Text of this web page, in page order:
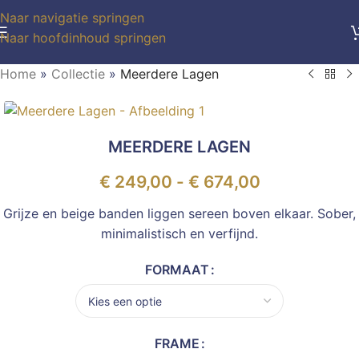
Naar navigatie springen
Naar hoofdinhoud springen
Home » Collectie » Meerdere Lagen
MEERDERE LAGEN
€ 249,00 - € 674,00
Grijze en beige banden liggen sereen boven elkaar. Sober,
minimalistisch en verfijnd.
FORMAAT
FRAME